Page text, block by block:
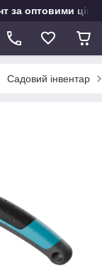
за оптовими
Садовий інвентар